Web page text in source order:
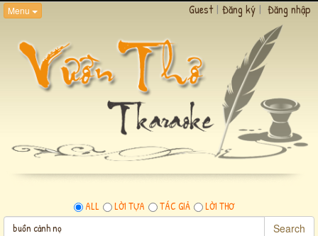
Menu Guest | Đăng ký | Đăng nhập
ALL LỜI TỰA TÁC GIẢ LỜI THƠ
Search